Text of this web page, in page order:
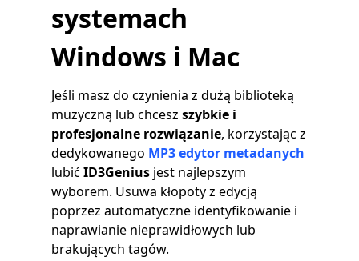
systemach
Windows i Mac
Jeśli masz do czynienia z dużą biblioteką
muzyczną lub chcesz szybkie i
profesjonalne rozwiązanie, korzystając z
dedykowanego MP3 edytor metadanych
lubić ID3Genius jest najlepszym
wyborem. Usuwa kłopoty z edycją
poprzez automatyczne identyfikowanie i
naprawianie nieprawidłowych lub
brakujących tagów.